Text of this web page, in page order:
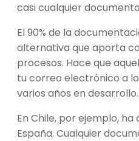
casi cualquier
El 90% de la
alternativa que aporta
procesos. Hace que
tu correo electrónico a
varios años en desarrollo.
En Chile, por ejemplo,
España. Cualquier